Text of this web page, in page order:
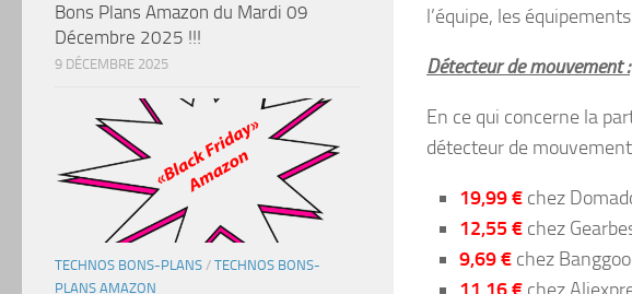
l’équipe, les
Détecteur de mouvement :
En ce qui concerne la
détecteur de
19,99 € chez
12,55 € chez
9,69 € chez
Bons Plans Amazon du Mardi 09
Décembre 2025 !!!
9 DÉCEMBRE 2025
TECHNOS BONS-PLANS / TECHNOS BONS-
PLANS AMAZON